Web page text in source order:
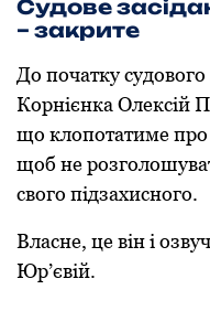
Судове
– закрите
До початку судового
Корнієнка Олексій
що клопотатиме про
щоб не
свого підзахисного.
Власне, це він і
Юр’євій.